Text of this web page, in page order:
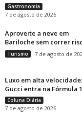
Gastronomia
7 de agosto de 2026
Aproveite a neve em
Bariloche sem correr
Turismo 7 de agosto de
Luxo em alta velocidade:
Gucci entra na Fórmula 1
Coluna Diária
7 de agosto de 2026